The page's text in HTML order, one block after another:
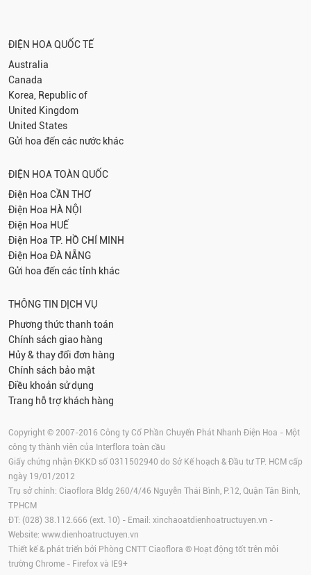
ĐIỆN HOA QUỐC TẾ
Australia
Canada
Korea, Republic of
United Kingdom
United States
Gửi hoa đến các nước khác
ĐIỆN HOA TOÀN QUỐC
Điện Hoa CẦN THƠ
Điện Hoa HÀ NỘI
Điện Hoa HUẾ
Điện Hoa TP. HỒ CHÍ MINH
Điện Hoa ĐÀ NẴNG
Gửi hoa đến các tỉnh khác
THÔNG TIN DỊCH VỤ
Phương thức thanh toán
Chính sách giao hàng
Hủy & thay đổi đơn hàng
Chính sách bảo mật
Điều khoản sử dụng
Trang hỗ trợ khách hàng
Copyright © 2007-2016 Công ty Cổ Phần Chuyển Phát Nhanh Điện Hoa - Một
công ty thành viên của Interflora toàn cầu
Giấy chứng nhận ĐKKD số 0311502940 do Sở Kế hoạch & Đầu tư TP. HCM cấp
ngày 19/01/2012
Trụ sở chính: Ciaoflora Bldg 260/4/46 Nguyễn Thái Bình, P.12, Quận Tân Bình,
TPHCM
ĐT: (028) 38.112.666 (ext. 10) - Email: xinchaoatdienhoatructuyen.vn -
Website: www.dienhoatructuyen.vn
Thiết kế & phát triển bởi Phòng CNTT Ciaoflora ® Hoạt động tốt trên môi
trường Chrome - Firefox và IE9+